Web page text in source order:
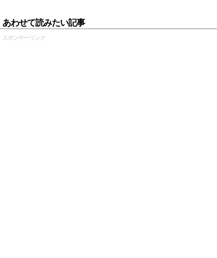
あわせて読みたい記事
スポンサーリンク